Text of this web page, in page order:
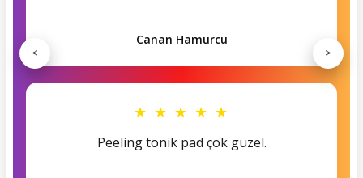
Canan Hamurcu
★ ★ ★ ★ ★
Peeling tonik pad çok güzel.
< >